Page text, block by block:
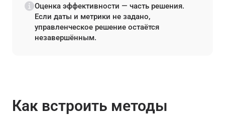
Оценка эффективности — часть решения.
Если даты и метрики не задано,
управленческое решение остаётся
незавершённым.
Как встроить методы